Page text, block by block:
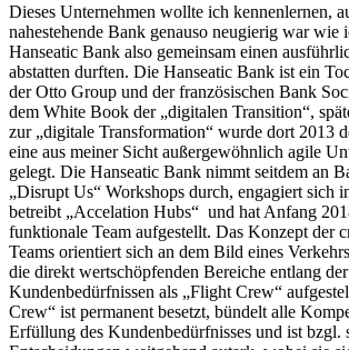
Dieses Unternehmen wollte ich kennenlernen,
nahestehende Bank genauso neugierig war wie
Hanseatic Bank also gemeinsam einen
abstatten durften. Die Hanseatic Bank ist ein
der Otto Group und der französischen Bank
dem White Book der „digitalen Transition“,
zur „digitale Transformation“ wurde dort 2013
eine aus meiner Sicht außergewöhnlich agile
gelegt. Die Hanseatic Bank nimmt seitdem an
„Disrupt Us“ Workshops durch, engagiert sich
betreibt „Accelation Hubs“ und hat Anfang
funktionale Team aufgestellt. Das Konzept der
Teams orientiert sich an dem Bild eines
die direkt wertschöpfenden Bereiche entlang
Kundenbedürfnissen als „Flight Crew“
Crew“ ist permanent besetzt, bündelt alle
Erfüllung des Kundenbedürfnisses und ist bzgl.